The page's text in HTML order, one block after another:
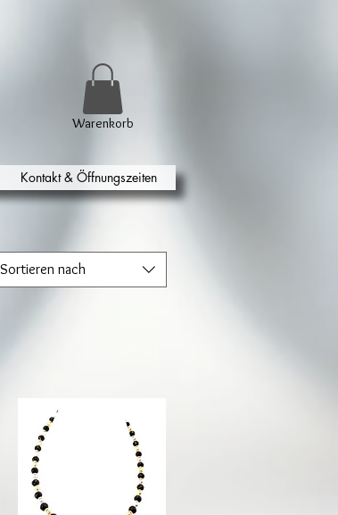
Warenkorb
Kontakt & Öffnungszeiten
Sortieren nach